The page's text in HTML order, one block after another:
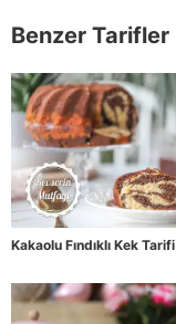
Benzer Tarifler
Kakaolu Fındıklı Kek Tarifi